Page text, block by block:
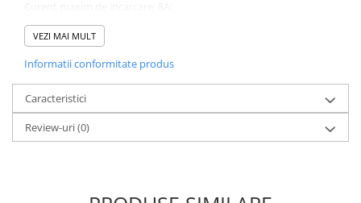
Iesire programabila DC: Da;
Temperatura de operare
Dimensiune (mm): 130 x 186 x 70;
Greutate (kg) 1,8;
Va rugam sa consultati cartea tehnica pentru detalii
complete!
VEZI MAI MULT
Informatii conformitate produs
Caracteristici
Review-uri(0)